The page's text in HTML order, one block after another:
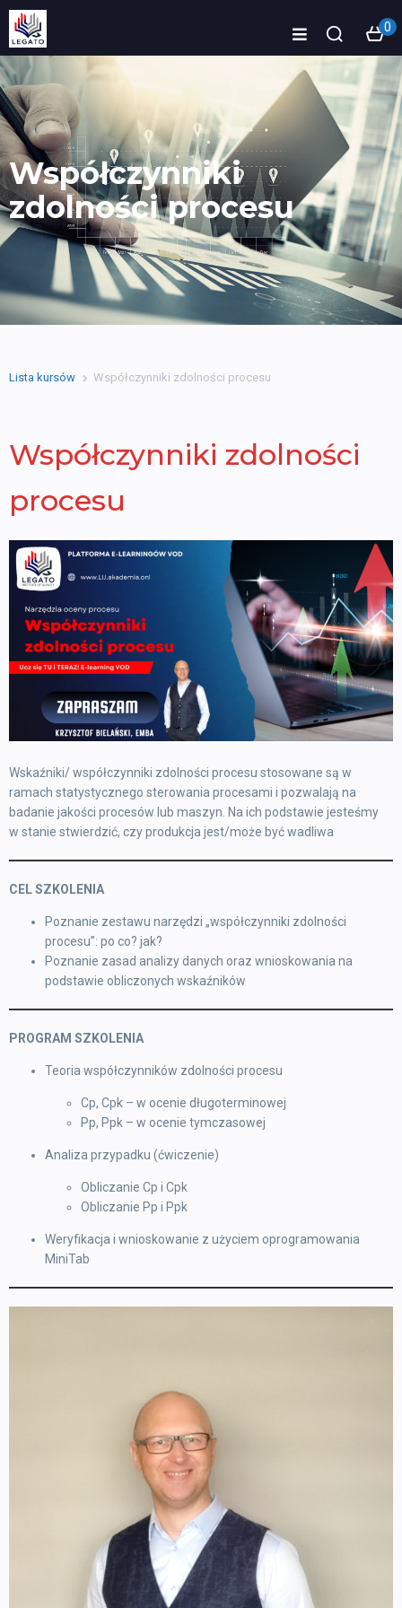
0
Współczynniki
zdolności procesu
Lista kursów Współczynniki zdolności procesu
Współczynniki zdolności
procesu
Wskaźniki/ współczynniki zdolności procesu stosowane są w
ramach statystycznego sterowania procesami i pozwalają na
badanie jakości procesów lub maszyn. Na ich podstawie jesteśmy
w stanie stwierdzić, czy produkcja jest/może być wadliwa
CEL SZKOLENIA
Poznanie zestawu narzędzi „współczynniki zdolności
procesu”: po co? jak?
Poznanie zasad analizy danych oraz wnioskowania na
podstawie obliczonych wskaźników
PROGRAM SZKOLENIA
Teoria współczynników zdolności procesu
Cp, Cpk – w ocenie długoterminowej
Pp, Ppk – w ocenie tymczasowej
Analiza przypadku (ćwiczenie)
Obliczanie Cp i Cpk
Obliczanie Pp i Ppk
Weryfikacja i wnioskowanie z użyciem oprogramowania
MiniTab